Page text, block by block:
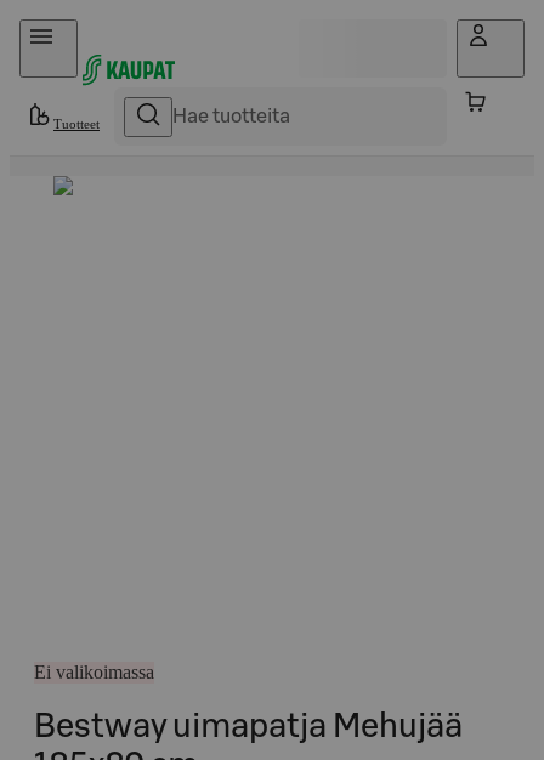
Hyppää sisältöön
Tuotteet
Ei valikoimassa
Bestway uimapatja Mehujää